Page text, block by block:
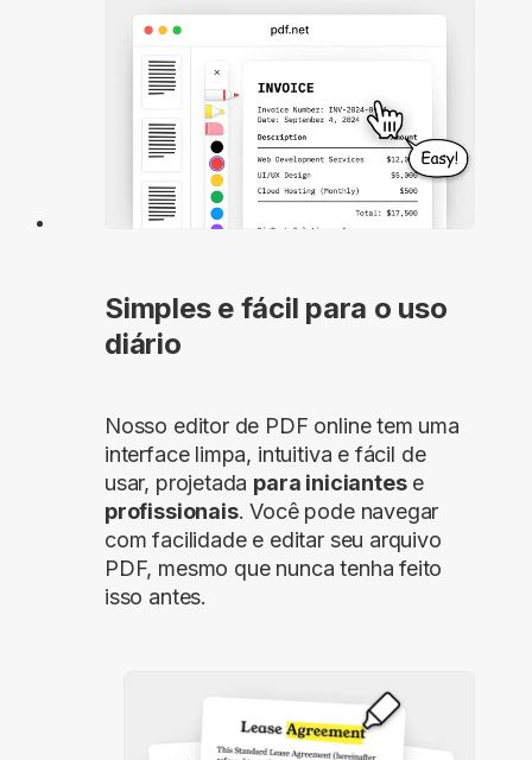
Simples e fácil para o uso
diário
Nosso editor de PDF online tem uma
interface limpa, intuitiva e fácil de
usar, projetada para iniciantese
profissionais. Você pode navegar
com facilidade e editar seu arquivo
PDF, mesmo que nunca tenha feito
isso antes.